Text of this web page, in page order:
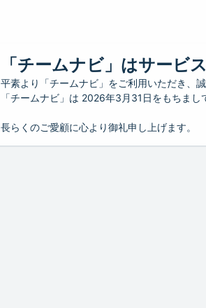
「チームナビ」はサービ
平素より「チームナビ」をご利用いただき、
「チームナビ」は 2026年3月31日をもちまし
長らくのご愛顧に心より御礼申し上げます。